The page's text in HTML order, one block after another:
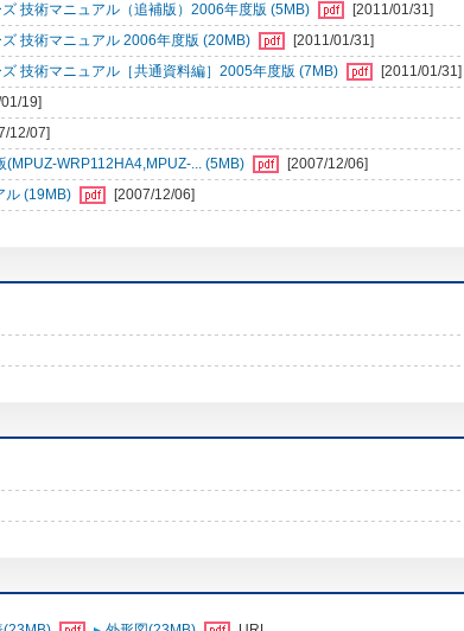
技術マニュアル（追補版）2006年度版 (5MB)
[2011/01/31]
技術マニュアル 2006年度版 (20MB)
[2011/01/31]
技術マニュアル［共通資料編］2005年度版 (7MB)
[2011/01/31]
19]
12/07]
WRP112HA4,MPUZ-... (5MB)
[2007/12/06]
ル (19MB)
[2007/12/06]